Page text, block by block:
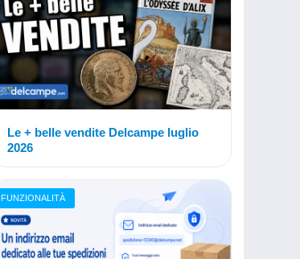
Le + belle vendite Delcampe luglio
2026
FUNZIONALITÀ